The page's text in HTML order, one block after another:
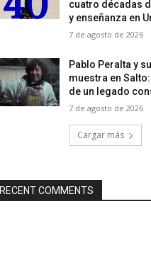
cuatro décadas
y enseñanza en
7 de agosto de 2026
Pablo Peralta y
muestra en Salto:
de un legado
7 de agosto de 2026
Cargar más
RECENT COMMENTS